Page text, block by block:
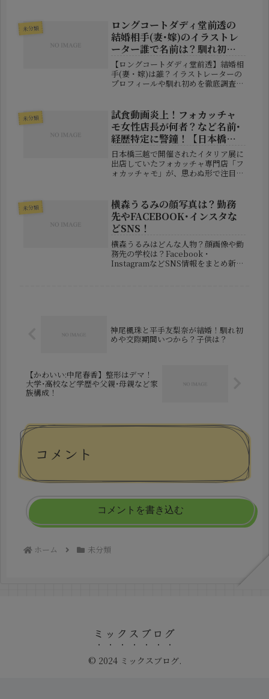
なく全国にも大きな衝撃を与えまし
た。警察は死体遺棄の疑いで、奈良市
に住む...
未分類
ロングコートダディ堂前透の
結婚相手(妻･嫁)のイラストレ
ーター誰で名前は？馴れ初め
は？
【ロングコートダディ堂前透】結婚相
手(妻・嫁)は誰？イラストレーターの
プロフィールや馴れ初めを徹底調査お
ァンの間で大きな話題となっていま
す。これまで恋愛やプライベートにつ
い...
未分類
試食動画炎上！フォカッチャ
モ女性店長が何者？など名前･
経歴特定に警鐘！【日本橋三
越イタリア展】
日本橋三越で開催されたイタリア展に
出店していたフォカッチャ専門店「フ
ォカッチャモ」が、思わぬ形で注目を
た。その内容が「衛生的に問題がある
のではないか」と指摘され、瞬く間に
拡...
未分類
横森うるみの顔写真は？勤務
先やFACEBOOK･インスタな
どSNS！
横森うるみはどんな人物？顔画像や勤
務先の学校は？Facebook・
InstagramなどSNS情報をまとめ新潟
神尾楓珠と平手友梨奈が結婚！馴れ初
めや交際期間いつから？子供は？
【かわいい:中尾春香】整形はデマ！
大学･高校など学歴や父親･母親など家
族構成！
コメント
コメントを書き込む
ホーム 未分類
ミックスブログ
© 2024 ミックスブログ.